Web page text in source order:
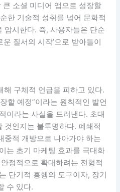
소셜 미디어 앱으로 성장할
한 기술적 성취를 넘어 문화적
암시한다. 즉, 사용자들은 단순
운 질서의 시작’으로 받아들이
해 구체적 언급을 피하고 있다.
할 예정”이라는 원칙적인 발언
이라는 사실을 드러낸다. 초대
것인지는 불투명하다. 폐쇄적
중적 개방으로 나아가야 하는
는 초기 마케팅 효과를 극대화
정적으로 확대하려는 전형적
단기적 흥행의 도구이자, 장기
수 있다.